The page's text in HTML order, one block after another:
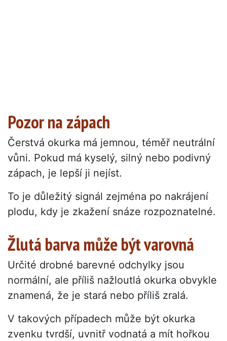
Pozor na zápach
Čerstvá okurka má jemnou, téměř neutrální
vůni. Pokud má kyselý, silný nebo podivný
zápach, je lepší ji nejíst.
To je důležitý signál zejména po nakrájení
plodu, kdy je zkažení snáze rozpoznatelné.
Žlutá barva může být varovná
Určité drobné barevné odchylky jsou
normální, ale příliš nažloutlá okurka obvykle
znamená, že je stará nebo příliš zralá.
V takových případech může být okurka
zvenku tvrdší, uvnitř vodnatá a mít hořkou